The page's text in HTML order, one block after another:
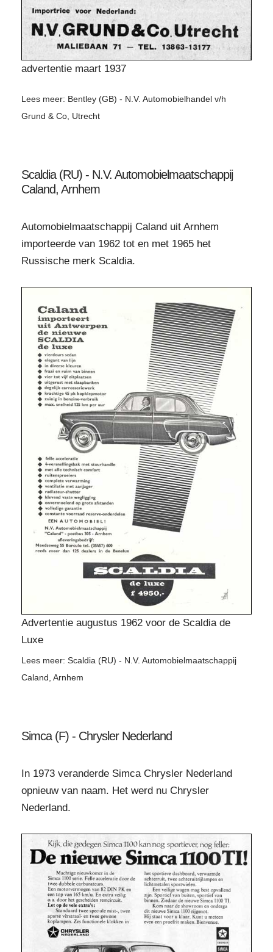
advertentie maart 1937
Lees meer: Bentley (GB) - N.V. Automobielhandel v/h
Grund & Co, Utrecht
Scaldia (RU) - N.V. Automobielmaatschappij
Caland, Arnhem
Automobielmaatschappij Caland uit Arnhem
importeerde van 1962 tot en met 1965 het
Russische merk Scaldia.
Advertentie augustus 1962 voor de Scaldia de
Luxe
Lees meer: Scaldia (RU) - N.V. Automobielmaatschappij
Caland, Arnhem
Simca (F) - Chrysler Nederland
In 1973 veranderde Simca Chrysler Nederland
opnieuw van naam. Het werd nu Chrysler
Nederland.